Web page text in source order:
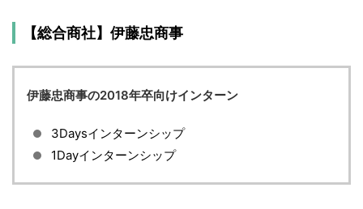
【総合商社】伊藤忠商事
伊藤忠商事の2018年卒向けインターン
3Daysインターンシップ
1Dayインターンシップ